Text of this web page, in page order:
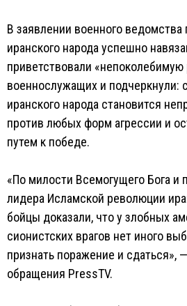
В заявлении военного ведомства
иранского народа успешно
приветствовали
военнослужащих и подчеркнули:
иранского народа становится
против любых форм агрессии и
путем к победе.
«По милости Всемогущего Бога и
лидера Исламской революции
бойцы доказали, что у злобных
сионистских врагов нет иного
признать поражение и сдаться»,
обращения PressTV.